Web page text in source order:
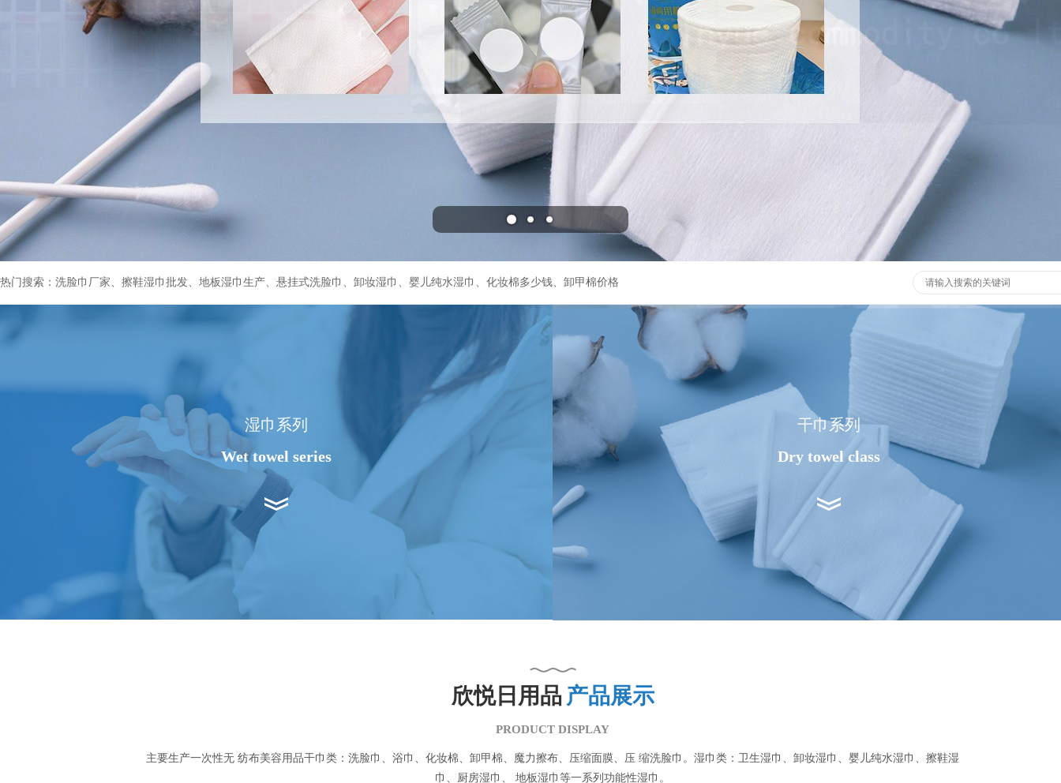
热门搜索：洗脸巾厂家、擦鞋湿巾批发、地板湿巾生产、悬挂式洗脸巾、卸妆湿巾、婴儿纯水湿巾、化妆棉多少钱、卸甲棉价格
湿巾系列
Wet towel series
干巾系列
Dry towel class
欣悦日用品 产品展示
PRODUCT DISPLAY
主要生产一次性无 纺布美容用品干巾类：洗脸巾、浴巾、化妆棉、卸甲棉、魔力擦布、压缩面膜、压 缩洗脸巾。湿巾类：卫生湿巾、卸妆湿巾、婴儿纯水湿巾、擦鞋湿
巾、厨房湿巾、 地板湿巾等一系列功能性湿巾。